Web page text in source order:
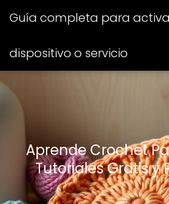
Guía completa para
dispositivo o servicio
Aprende Crochet
Tutoriales Gratis y